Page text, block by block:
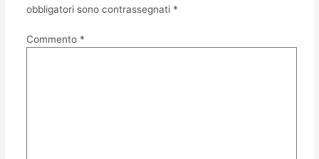
obbligatori sono contrassegnati *
Commento *